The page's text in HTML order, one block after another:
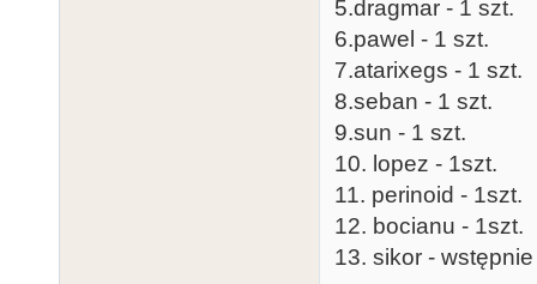
5.dragmar - 1 szt.
6.pawel - 1 szt.
7.atarixegs - 1 szt.
8.seban - 1 szt.
9.sun - 1 szt.
10. lopez - 1szt.
11. perinoid - 1szt.
12. bocianu - 1szt.
13. sikor -